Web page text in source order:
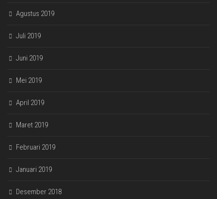
Agustus 2019
Juli 2019
Juni 2019
Mei 2019
April 2019
Maret 2019
Februari 2019
Januari 2019
Desember 2018